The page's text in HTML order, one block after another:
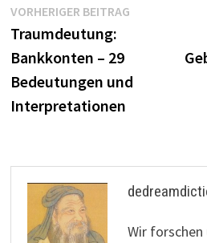
Beitragsnavigation
VORHERIGER BEITRAGVorheriger
Traumdeutung:
Bankkonten – 29
Bedeutungen und
Interpretationen
Wir forschen